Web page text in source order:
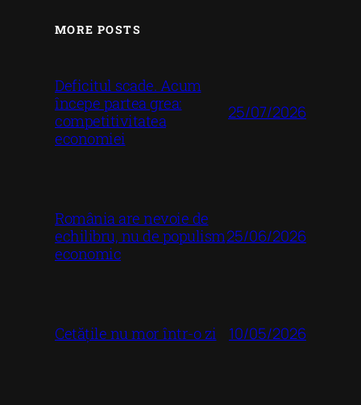
MORE POSTS
Deficitul scade. Acum
începe partea grea:
competitivitatea
economiei
25/07/2026
România are nevoie de
echilibru, nu de populism
economic
25/06/2026
Cetățile nu mor într-o zi 10/05/2026